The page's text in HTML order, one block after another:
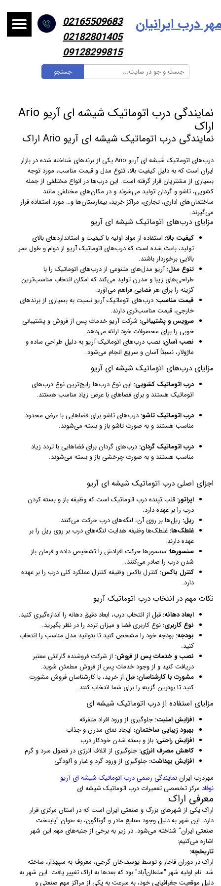
جستجو
درب ایرانیان
02165509683
02182801405
09128299815
نمایندگی درب اتوماتیک شیشه ای آریو Ario
اراک
نمایندگی درب اتوماتیک شیشه ای آریو Ario اراک
درب‌های اتوماتیک شیشه ای آریو Ario یکی از برندهای شناخته شده در بازار
ایران است که به دلیل کیفیت بالا، تنوع مدل و قیمت مناسب، مورد توجه
بسیاری از مشتریان قرار گرفته است. این درب‌ها در انواع مختلفی از جمله
کشویی، تاشو و گردان تولید می‌شوند و در مکان‌های مختلفی مانند
ساختمان‌های اداری، تجاری، مراکز خرید، بیمارستان‌ها و… مورد استفاده قرار
می‌گیرند.
مزایای درب‌های اتوماتیک شیشه ای آریو
کیفیت بالا: استفاده از مواد اولیه با کیفیت و استانداردهای بالای
تولید، باعث شده است که درب‌های اتوماتیک آریو از دوام و طول عمر
بالایی برخوردار باشند.
تنوع مدل:آریو مدل‌های متنوعی از درب‌های اتوماتیک را با
طراحی‌های زیبا و مدرن تولید می‌کند که امکان انتخاب مناسب‌ترین
گزینه را برای هر فضایی فراهم می‌آورد.
قیمت مناسب: درب‌های اتوماتیک آریو نسبت به بسیاری از برندهای
خارجی، قیمت مناسب‌تری دارند.
سرویس و پشتیبانی: شرکت آریو خدمات پس از فروش و پشتیبانی
خوبی را برای محصولات خود ارائه می‌دهد.
نصب آسان: نصب درب‌های اتوماتیک آریو به دلیل طراحی ساده و
ماژولار، نسبتاً آسان و سریع انجام می‌شود.
مزایای درب‌های اتوماتیک شیشه ای آریو
درب اتوماتیک کشویی: این نوع درب‌ها رایج‌ترین نوع درب‌های
اتوماتیک هستند و برای فضاهای با عرض زیاد مناسب هستند.
درب اتوماتیک تاشو: درب‌های تاشو برای فضاهایی با عرض محدود
مناسب هستند و به صورت تاشو باز و بسته می‌شوند.
درب اتوماتیک گردان: درب‌های گردان برای فضاهایی با تردد زیاد
مناسب هستند و به صورت چرخشی باز و بسته می‌شوند.
اجزای اصلی درب اتوماتیک شیشه ای آریو
اپراتور: قلب تپنده درب اتوماتیک است که وظیفه باز و بسته کردن
درب را بر عهده دارد.
ریل: ریل‌ها بر روی آن، لنگه‌های درب حرکت می‌کنند.
غلطک‌ها: غلطک‌ها وظیفه هدایت لنگه‌های درب بر روی ریل را بر
عهده دارند.
سنسورها: سنسورها حرکت افرادش را تشخیص داده و فرمان باز
شدن درب را صادر می‌کنند.
کنترل باکس: کنترل باکس وظیفه کنترل عملکرد کلی درب را بر عهده
دارد.
نکات مهم در انتخاب درب اتوماتیک آریو
ابعاد دهانه: قبل از انتخاب درب، ابعاد دقیق دهانه را اندازه‌گیری کنید.
نوع کاربری: نوع کاربری فضا و میزان تردد را در نظر بگیرید.
بودجه: بودجه خود را مشخص کنید تا بتوانید مدل مناسب را انتخاب
کنید.
نصب و خدمات پس از فروش: از شرکت فروشنده گارانتی معتبر
دریافت کنید و از وجود خدمات پس از فروش مطمئن شوید.
مشورت با کارشناسان: قبل از خرید، با کارشناسان فروش مشورت
کنید تا بهترین گزینه را برای شما انتخاب کنند.
مزایای استفاده از درب اتوماتیک شیشه ای
افزایش امنیت: جلوگیری از ورود افراد متفرقه
بهبود زیبایی ساختمان: ایجاد نمای مدرن و جذاب
افزایش راحتی: باز و بسته شدن خودکار درب
کاهش مصرف انرژی: جلوگیری از اتلاف انرژی در فصول سرد و گرم
افزایش بهداشت: جلوگیری از ورود گرد و غبار و آلودگی
مهردرب ایراننمایندگی رسمی درب اتوماتیک شیشه ای آریو
نوفاد مرکز تخصصی تعمیرات درب اتوماتیک شیشه ای
معرفی اراک
اراک یکی از شهرهای بزرگ و صنعتی ایران است که در استان مرکزی قرار
دارد. این شهر به دلیل وجود صنایع مادر و گوناگون، به عنوان "پایتخت
صنعتی ایران" شناخته می‌شود. در زیر به برخی از جنبه‌های مهم این شهر
اشاره می‌کنیم:
تاریخچه:
اراک در دوران قاجار و توسط یوسف‌خان گرجی، معروف به سپهدار، ساخته
شد. نام اولیه شهر "سلطان‌آباد" بود که بعدها به اراک تغییر یافت. این شهر به
دلیل موقعیت جغرافیایی خود، به سرعت به یکی از مراکز مهم صنعتی و